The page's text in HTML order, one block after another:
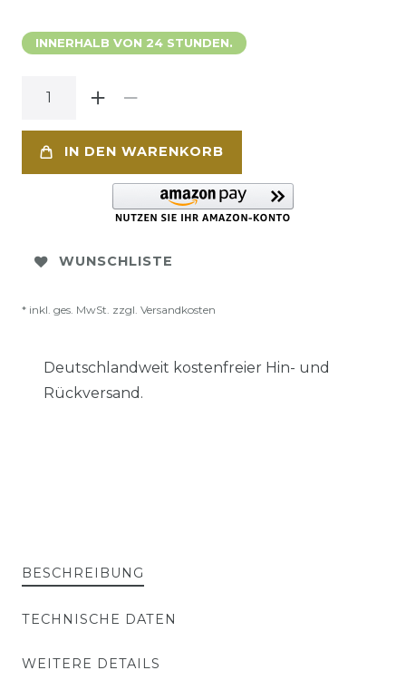
INNERHALB VON 24 STUNDEN.
IN DEN WARENKORB
WUNSCHLISTE
* inkl. ges. MwSt. zzgl. Versandkosten
Deutschlandweit kostenfreier Hin- und
Rückversand.
BESCHREIBUNG
TECHNISCHE DATEN
WEITERE DETAILS